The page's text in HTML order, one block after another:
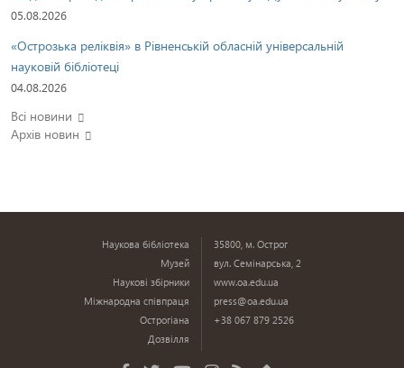
05.08.2026
«Острозька реліквія» в Рівненській обласній універсальній
науковій бібліотеці
04.08.2026
Всі новини
Архів новин
Наукова бібліотека
Музей
Наукові збірники
Міжнародна співпраця
Острогіана
Дозвілля
35800, м. Острог
вул. Семінарська, 2
www.oa.edu.ua
press@oa.edu.ua
+38 067 879 2526